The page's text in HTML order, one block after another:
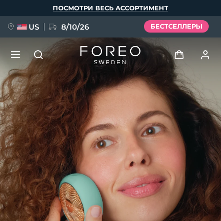
ПОСМОТРИ ВЕСЬ АССОРТИМЕНТ
US 8/10/26 БЕСТСЕЛЛЕРЫ
Войти
Профиль пользователя
Мои приборы
Мои заказы
Мои адреса
Мои подписки
НОВИНКА
FAQ™ Pure Beauty-Tech Elixir
BREAKING NEWS
issa™ Teeth Whitening Set
Язык
English Deutsch
Español
Français
Italiano
Português
Polski
Svenska
Русский
Türkçe
简体中文 繁體中文